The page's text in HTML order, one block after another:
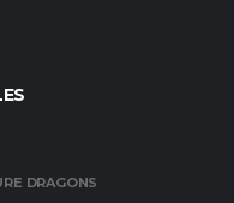
DRAGONS